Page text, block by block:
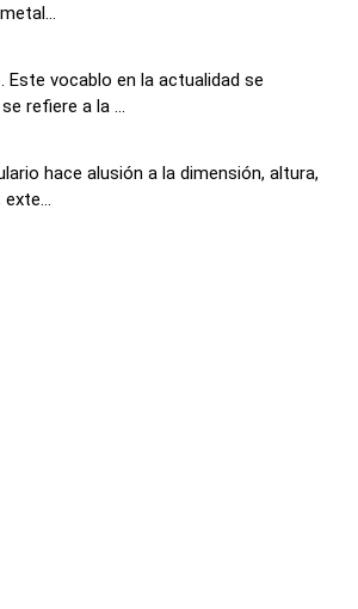
vocablo en la actualidad se
refiere a la ...
hace alusión a la dimensión, altura,